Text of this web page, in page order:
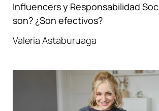
Influencers y Responsabilidad
son? ¿Son efectivos?
Valeria Astaburuaga